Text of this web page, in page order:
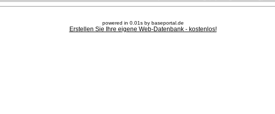
powered in 0.01s by baseportal.de
Erstellen Sie Ihre eigene Web-Datenbank - kostenlos!